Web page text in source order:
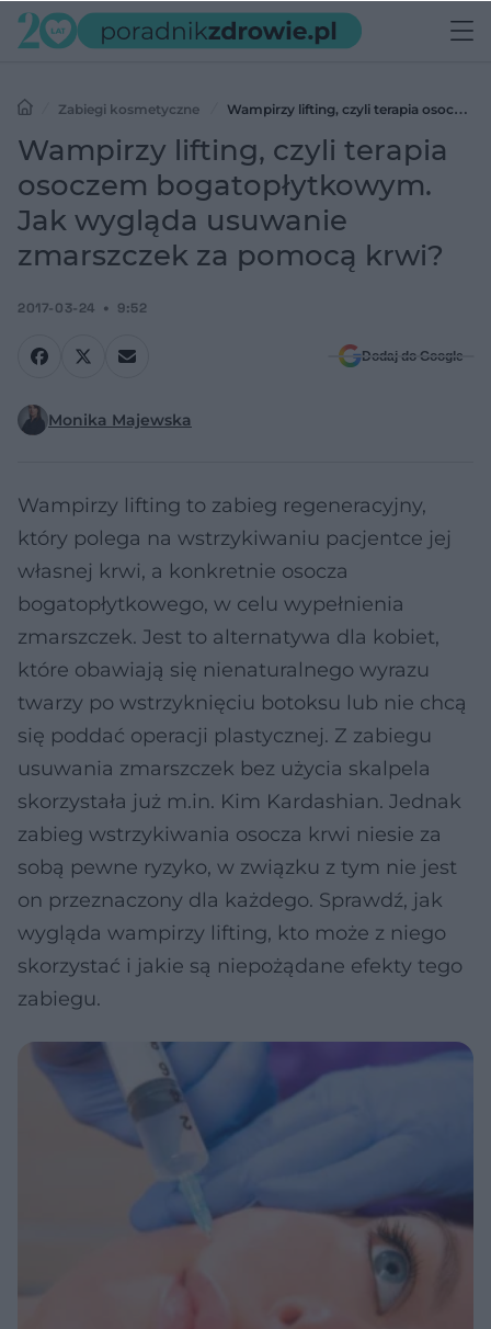
Zabiegi kosmetyczne
Wampirzy lifting, czyli terapia osoczem
bogatopłytkowym. Jak wygląda usuwanie zmarszczek za pomocą
Wampirzy lifting, czyli terapia
osoczem bogatopłytkowym.
Jak wygląda usuwanie
zmarszczek za pomocą krwi?
2017-03-24 9:52
Dodaj do Google
Monika Majewska
Wampirzy lifting to zabieg regeneracyjny,
który polega na wstrzykiwaniu pacjentce jej
własnej krwi, a konkretnie osocza
bogatopłytkowego, w celu wypełnienia
zmarszczek. Jest to alternatywa dla kobiet,
które obawiają się nienaturalnego wyrazu
twarzy po wstrzyknięciu botoksu lub nie chcą
się poddać operacji plastycznej. Z zabiegu
usuwania zmarszczek bez użycia skalpela
skorzystała już m.in. Kim Kardashian. Jednak
zabieg wstrzykiwania osocza krwi niesie za
sobą pewne ryzyko, w związku z tym nie jest
on przeznaczony dla każdego. Sprawdź, jak
wygląda wampirzy lifting, kto może z niego
skorzystać i jakie są niepożądane efekty tego
zabiegu.